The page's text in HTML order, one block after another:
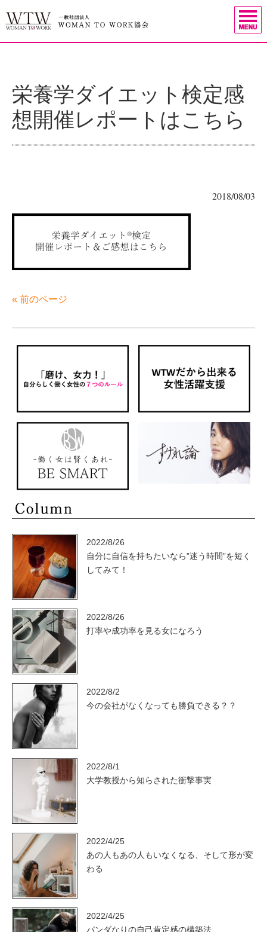
栄養学ダイエット検定感
想開催レポートはこちら
2018/08/03
« 前のページ
2022/8/26
自分に自信を持ちたいなら”迷う時間”を短く
してみて！
2022/8/26
打率や成功率を見る女になろう
2022/8/2
今の会社がなくなっても勝負できる？？
2022/8/1
大学教授から知らされた衝撃事実
2022/4/25
あの人もあの人もいなくなる、そして形が変
わる
2022/4/25
パンダなりの自己肯定感の構築法